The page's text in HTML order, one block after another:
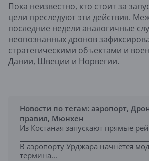
Пока неизвестно, кто стоит за
цели преследуют эти действия.
последние недели аналогичные
неопознанных дронов
стратегическими объектами и
Дании, Швеции и Норвегии.
Новости по тегам: аэропорт,
правил, Мюнхен
Из Костаная запускают прямые
В аэропорту Урджара начнётся
термина...